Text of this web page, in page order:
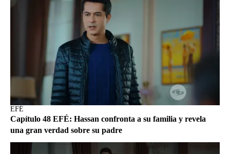
EFÉ
Capítulo 48 EFÉ: Hassan confronta a su familia y revela
una gran verdad sobre su padre